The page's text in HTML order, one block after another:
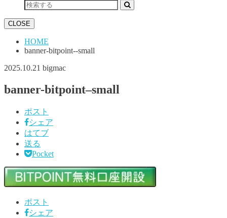
CLOSE
HOME
banner-bitpoint--small
2025.10.21 bigmac
banner-bitpoint–small
ポスト
シェア
はてブ
送る
Pocket
ポスト
シェア